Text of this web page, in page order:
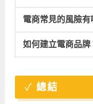
電商常見的風險有
如何建立電商品牌
總結